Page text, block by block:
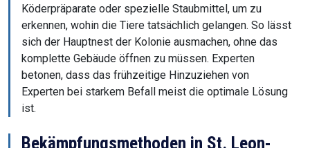
Köderpräparate oder spezielle Staubmittel, um zu
erkennen, wohin die Tiere tatsächlich gelangen. So lässt
sich der Hauptnest der Kolonie ausmachen, ohne das
komplette Gebäude öffnen zu müssen. Experten
betonen, dass das frühzeitige Hinzuziehen von
Experten bei starkem Befall meist die optimale Lösung
ist.
Bekämpfungsmethoden in St. Leon-